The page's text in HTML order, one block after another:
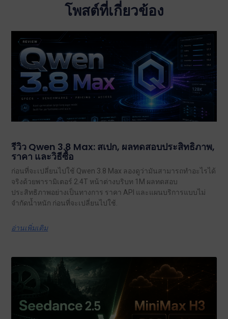
โพสต์ที่เกี่ยวข้อง
รีวิว Qwen 3.8 Max: สเปก, ผลทดสอบประสิทธิภาพ,
ราคา และวิธีซื้อ
ก่อนที่จะเปลี่ยนไปใช้ Qwen 3.8 Max ลองดูว่ามันสามารถทำอะไรได้
จริงด้วยพารามิเตอร์ 2.4T หน้าต่างบริบท 1M ผลทดสอบ
ประสิทธิภาพอย่างเป็นทางการ ราคา API และแผนบริการแบบไม่
จำกัดน้ำหนัก ก่อนที่จะเปลี่ยนไปใช้.
อ่านเพิ่มเติม